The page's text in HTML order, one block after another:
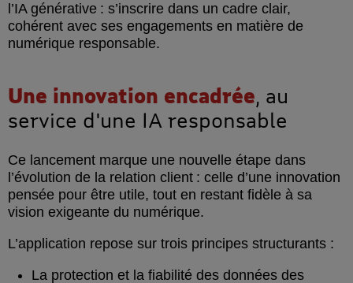
l’IA générative : s’inscrire dans un cadre clair,
cohérent avec ses engagements en matière de
numérique responsable.
Une innovation encadrée, au
service d'une IA responsable
Ce lancement marque une nouvelle étape dans
l’évolution de la relation client : celle d’une innovation
pensée pour être utile, tout en restant fidèle à sa
vision exigeante du numérique.
L’application repose sur trois principes structurants :
La protection et la fiabilité des données des